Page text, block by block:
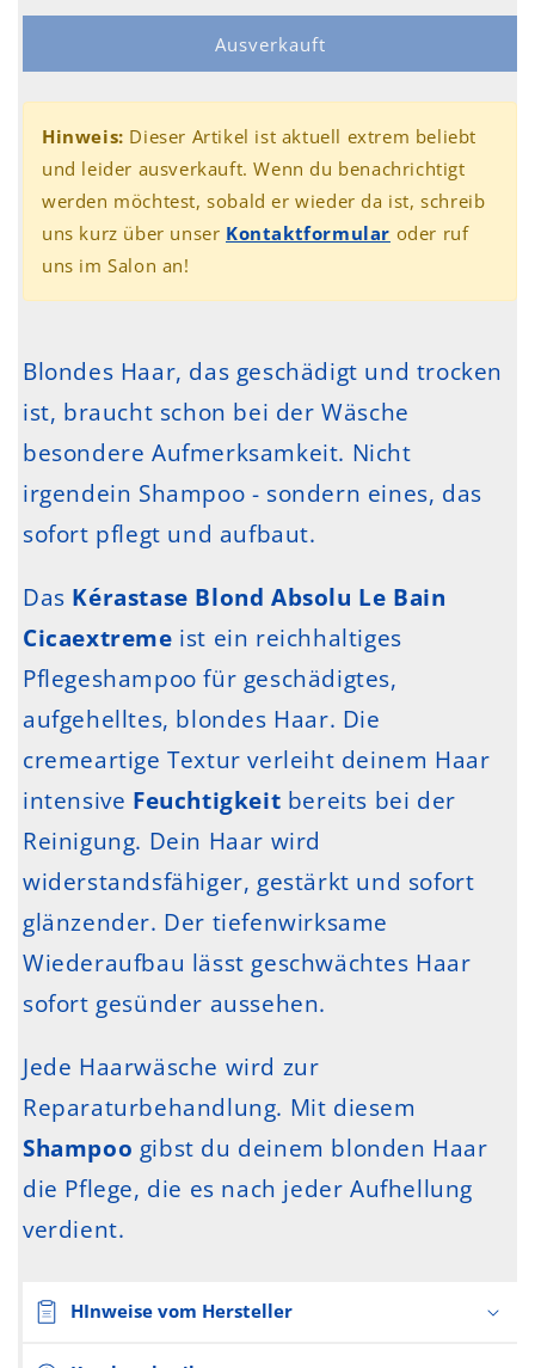
Menge
Kérastase
Le
Bain
Cicaextreme
Menge
Kérastase
Le
Bain
Cicaextreme
Ausverkauft
Hinweis: Dieser Artikel ist aktuell extrem beliebt
und leider ausverkauft. Wenn du benachrichtigt
werden möchtest, sobald er wieder da ist, schreib
uns kurz über unser Kontaktformular oder ruf
uns im Salon an!
Blondes Haar, das geschädigt und trocken
ist, braucht schon bei der Wäsche
besondere Aufmerksamkeit. Nicht
irgendein Shampoo - sondern eines, das
sofort pflegt und aufbaut.
Das Kérastase Blond Absolu Le Bain
Cicaextreme ist ein reichhaltiges
Pflegeshampoo für geschädigtes,
aufgehelltes, blondes Haar. Die
cremeartige Textur verleiht deinem Haar
intensive Feuchtigkeit bereits bei der
Reinigung. Dein Haar wird
widerstandsfähiger, gestärkt und sofort
glänzender. Der tiefenwirksame
Wiederaufbau lässt geschwächtes Haar
sofort gesünder aussehen.
Jede Haarwäsche wird zur
Reparaturbehandlung. Mit diesem
Shampoo gibst du deinem blonden Haar
die Pflege, die es nach jeder Aufhellung
verdient.
HInweise vom Hersteller